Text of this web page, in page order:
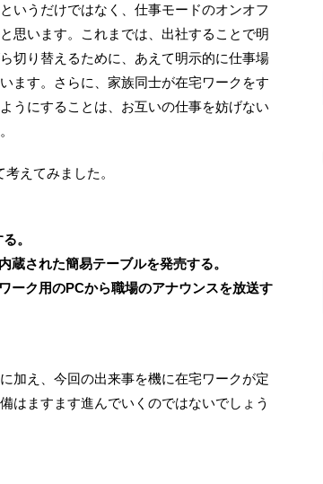
いうだけではなく、仕事モードのオンオフ
思います。これまでは、出社することで明
切り替えるために、あえて明示的に仕事場
ます。さらに、家族同士が在宅ワークをす
うにすることは、お互いの仕事を妨げない
えてみました。
。
された簡易テーブルを発売する。
ーク用のPCから職場のアナウンスを放送す
加え、今回の出来事を機に在宅ワークが定
はますます進んでいくのではないでしょう